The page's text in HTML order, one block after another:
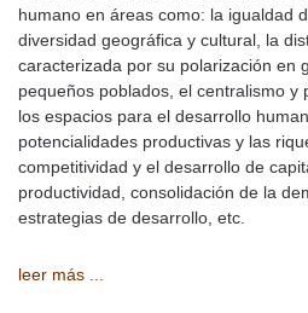
humano en áreas como: la igualdad
diversidad geográfica y cultural, la
caracterizada por su polarización en
pequeños poblados, el centralismo y
los espacios para el desarrollo
potencialidades productivas y las
competitividad y el desarrollo de
productividad, consolidación de la
estrategias de desarrollo, etc.
leer más ...